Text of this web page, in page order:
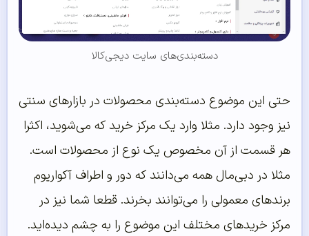
دسته‌بندی‌های سایت دیجی‌کالا
حتی این موضوع دسته‌بندی محصولات در بازارهای سنتی
نیز وجود دارد. مثلا وارد یک مرکز خرید که می‌شوید، اکثرا
هر قسمت از آن مخصوص یک نوع از محصولات است.
مثلا در دبی‌مال همه می‌دانند که دور و اطراف آکواریوم
برندهای معمولی را می‌توانند بخرند. قطعا شما نیز در
مرکز خرید‌های مختلف این موضوع را به چشم دیده‌اید.